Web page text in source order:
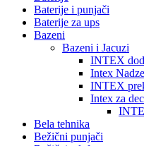
Baterije i punjači
Baterije za ups
Bazeni
Bazeni i Jacuzi
INTEX
Intex
INTEX
Intex za
Bela tehnika
Bežični punjači